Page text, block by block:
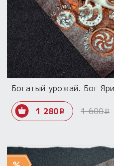
Богатый урожай. Бог
1 280i 1 600i